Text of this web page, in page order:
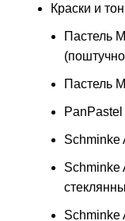
Краски и
Пастель
Пастель
PanPastel
Schminke
Schminke
Schminke